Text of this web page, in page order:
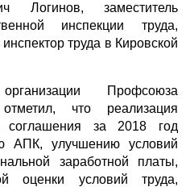
Логинов, заместитель
инспекции труда,
труда в Кировской
Профсоюза
что реализация
соглашения за 2018 год
АПК, улучшению условий
заработной платы,
оценки условий труда,